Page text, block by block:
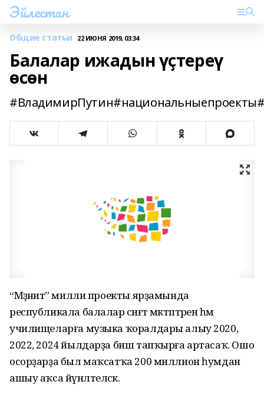
Эйлестан
Общие статьи 22 ИЮНЯ 2019, 03:34
Балалар ижадын үҫтереү
өсөн
“Мәҙәниәт” милли проекты ярҙамында
республикала балалар сәнғәт мәктәптәренә һәм
училищеларға музыка ҡоралдары алыу 2020,
2022, 2024 йылдарҙа биш тапҡырға артасаҡ. Ошо
осорҙарҙа был маҡсатҡа 200 миллион һумдан
ашыу аҡса йүнәлтеләсәк.